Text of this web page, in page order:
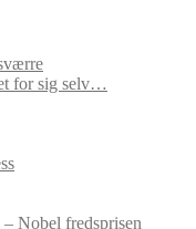
for sig selv…
Nobel fredsprisen